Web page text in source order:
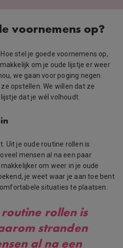
voornemens op?
stel je goede voornemens op,
om je oude lijstje er weer
we gaan voor poging negen.
opstellen. We willen dat ze
dat je wél volhoudt.
Uit je oude routine rollen is
mensen al na een paar
om weer in je oude
je weet waar je aan toe bent
situaties te plaatsen.
rollen is
stranden
al na een